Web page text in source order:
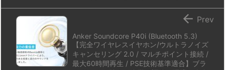
Anker Soundcore P40i (Bluetooth 5.3)
【完全ワイヤレスイヤホン/ウルトラノイズ
キャンセリング 2.0 / マルチポイント接続 /
最大60時間再生 / PSE技術基準適合】ブラ
 Prev